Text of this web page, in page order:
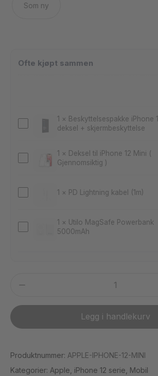
Som ny
(Brukt)
Beskyttelsespakke
–
deksel
skjermbeskyttelse
1 × Beskyttelsespakke iPhone
deksel + skjermbeskyttelse
Deksel
Mini
(
1 × Deksel til iPhone 12 Mini (
Gjennomsiktig )
PD
1 × PD Lightning kabel (1m)
Utilo
1 × Utilo MagSafe Powerbank
5000mAh
Apple
12
Mini
antall
Legg i handlekurv
Produktnummer: APPLE-IPHONE-12-MINI
Kategorier: Apple iPhone 12 serie Mobil